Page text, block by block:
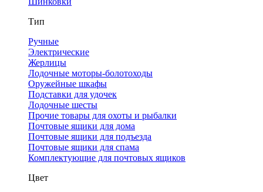
Тип
Ручные
Электрические
Жерлицы
Лодочные моторы-болотоходы
Оружейные шкафы
Подставки для удочек
Лодочные шесты
Прочие товары для охоты и рыбалки
Почтовые ящики для дома
Почтовые ящики для подъезда
Почтовые ящики для спама
Комплектующие для почтовых ящиков
Цвет